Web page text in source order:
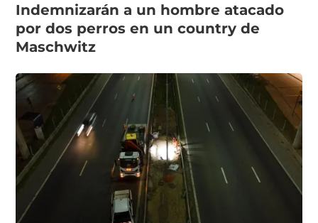
Indemnizarán a un hombre atacado
por dos perros en un country de
Maschwitz